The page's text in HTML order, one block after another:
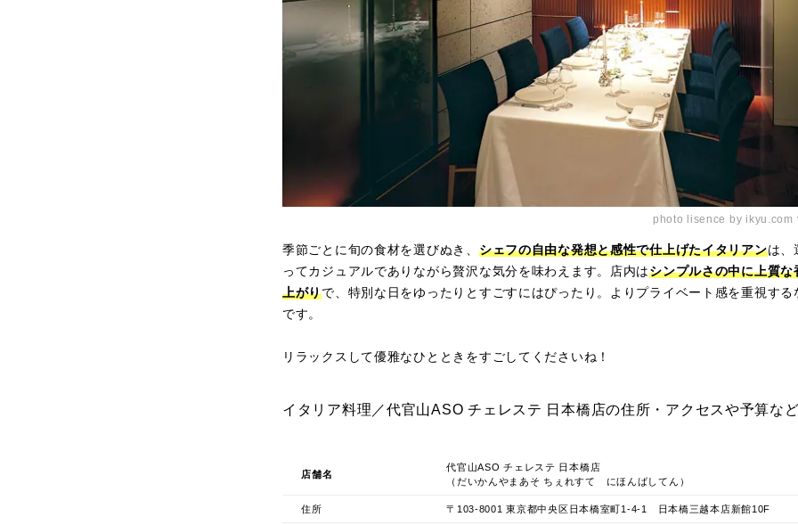
photo lisence by ikyu.com
季節ごとに旬の食材を選びぬき、 シェフの自由な発想と感性で仕上げたイタリアンは、
ってカジュアルでありながら贅沢な気分を味わえます。店内はシンプルさの中に上質
上がりで、特別な日をゆったりとすごすにはぴったり。よりプライベート感を重視す
です。
リラックスして優雅なひとときをすごしてくださいね！
イタリア料理／代官山ASO チェレステ 日本橋店の住所・アクセスや予算な
店舗名
代官山ASO チェレステ 日本橋店
（だいかんやまあそ ちぇれすて にほんばしてん）
住所 〒103-8001 東京都中央区日本橋室町1-4-1 日本橋三越本店新館10F